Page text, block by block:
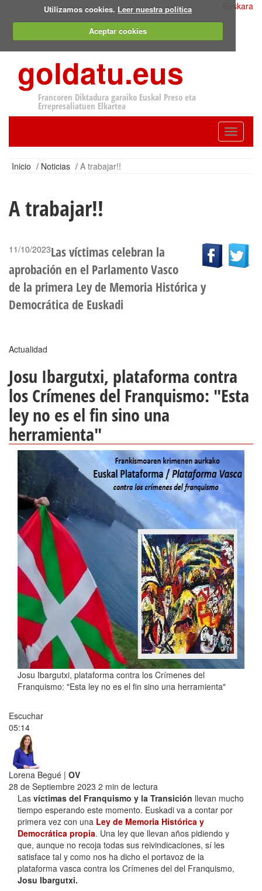
Utilizamos cookies. Leer nuestra política
Aceptar cookies
goldatu.eus
Francoren Diktadura garaiko Euskal Preso eta
Errepresaliatuen Elkartea
Toggle
Euskara
Inicio / Noticias / A trabajar!!
A trabajar!!
11/10/2023Las víctimas celebran la
aprobación en el Parlamento Vasco
de la primera Ley de Memoria Histórica y
Democrática de Euskadi
Actualidad
Josu Ibargutxi, plataforma contra
los Crímenes del Franquismo: "Esta
ley no es el fin sino una
herramienta"
Josu Ibargutxi, plataforma contra los Crímenes del
Franquismo: "Esta ley no es el fin sino una herramienta"
Escuchar
05:14
Lorena Begué | OV
28 de Septiembre 2023 2 min de lectura
Las víctimas del Franquismo y la Transición llevan mucho
tiempo esperando este momento. Euskadi va a contar por
primera vez con una Ley de Memoria Histórica y
Democrática propia. Una ley que llevan años pidiendo y
que, aunque no recoja todas sus reivindicaciones, sí les
satisface tal y como nos ha dicho el portavoz de la
plataforma vasca contra los Crímenes del del Franquismo,
Josu Ibargutxi.